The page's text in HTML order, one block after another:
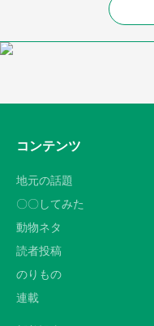
コンテンツ
地元の話題
〇〇してみた
動物ネタ
読者投稿
のりもの
連載